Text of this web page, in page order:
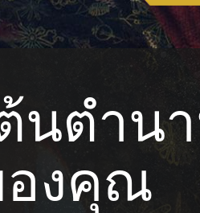
นตำน
งคุณ